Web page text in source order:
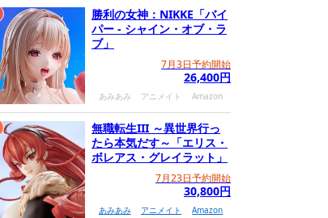
勝利の女神：NIKKE「バイ
パー - シャイン・オブ・ラ
ブ」
7月3日予約開始
26,400円
あみあみ アニメイト Amazon
無職転生III ～異世界行っ
たら本気だす～「エリス・
ボレアス・グレイラット」
7月23日予約開始
30,800円
あみあみ アニメイト Amazon